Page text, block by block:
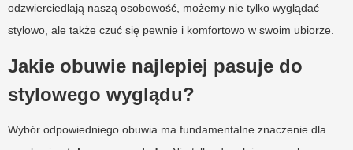
odzwierciedlają naszą osobowość, możemy nie tylko wyglądać
stylowo, ale także czuć się pewnie i komfortowo w swoim ubiorze.
Jakie obuwie najlepiej pasuje do
stylowego wyglądu?
Wybór odpowiedniego obuwia ma fundamentalne znaczenie dla